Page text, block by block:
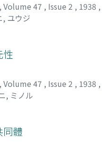
, Volume 47 , Issue 2 , 1938 ,
, ユウジ
性
, Volume 47 , Issue 2 , 1938 ,
, ミノル
同體